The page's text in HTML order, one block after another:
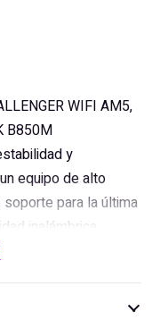
WIFI AM5,
B850M
y
equipo de alto
para la última
inalámbrica
la ASROCK